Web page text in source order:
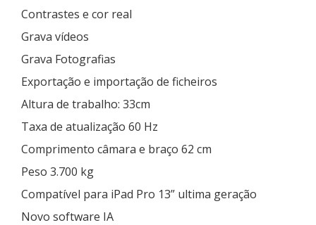
Contrastes e cor real
Grava vídeos
Grava Fotografias
Exportação e importação de ficheiros
Altura de trabalho: 33cm
Taxa de atualização 60 Hz
Comprimento câmara e braço 62 cm
Peso 3.700 kg
Compatível para iPad Pro 13” ultima geração
Novo software IA